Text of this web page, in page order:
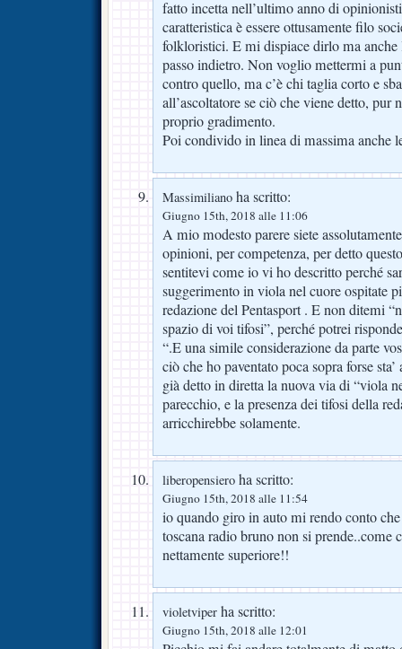
fatto incetta nell’ultimo anno di
caratteristica è essere ottusamente filo
folkloristici. E mi dispiace dirlo ma anche
passo indietro. Non voglio mettermi a
contro quello, ma c’è chi taglia corto e
all’ascoltatore se ciò che viene detto, pur
proprio gradimento.
Poi condivido in linea di massima anche
Massimiliano ha scritto:
Giugno 15th, 2018 alle 11:06
A mio modesto parere siete
opinioni, per competenza, per detto
sentitevi come io vi ho descritto perché
suggerimento in viola nel cuore ospitate
redazione del Pentasport . E non ditemi
spazio di voi tifosi”, perché potrei
“.E una simile considerazione da parte
ciò che ho paventato poca sopra forse
già detto in diretta la nuova via di “viola
parecchio, e la presenza dei tifosi della
arricchirebbe solamente.
liberopensiero ha scritto:
Giugno 15th, 2018 alle 11:54
io quando giro in auto mi rendo conto
toscana radio bruno non si prende..come
nettamente superiore!!
violetviper ha scritto:
Giugno 15th, 2018 alle 12:01